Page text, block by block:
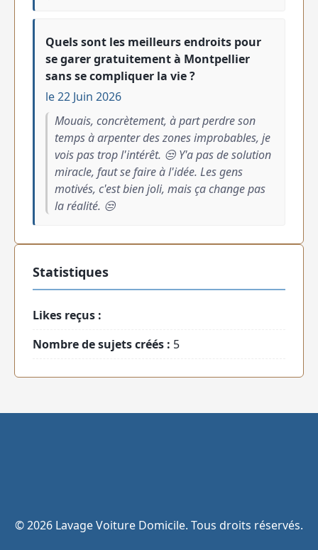
Quels sont les meilleurs endroits pour
se garer gratuitement à Montpellier
sans se compliquer la vie ?
le 22 Juin 2026
Mouais, concrètement, à part perdre son
temps à arpenter des zones improbables, je
vois pas trop l'intérêt. 😒 Y'a pas de solution
miracle, faut se faire à l'idée. Les gens
motivés, c'est bien joli, mais ça change pas
la réalité. 😒
Statistiques
Likes reçus :
Nombre de sujets créés : 5
© 2026 Lavage Voiture Domicile. Tous droits réservés.